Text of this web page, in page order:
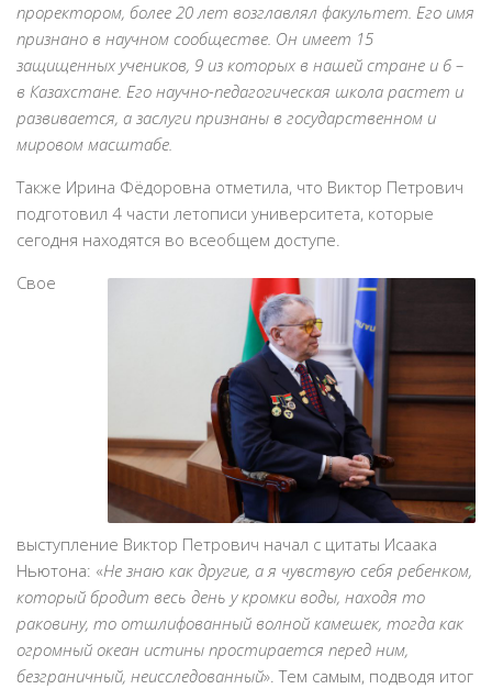
проректором, более 20 лет возглавлял факультет. Его имя
признано в научном сообществе. Он имеет 15
защищенных учеников, 9 из которых в нашей стране и 6 –
в Казахстане. Его научно-педагогическая школа растет и
развивается, а заслуги признаны в государственном и
мировом масштабе.
Также Ирина Фёдоровна отметила, что Виктор Петрович
подготовил 4 части летописи университета, которые
сегодня находятся во всеобщем доступе.
Свое
выступление Виктор Петрович начал с цитаты Исаака
Ньютона: «Hе знаю как другие, а я чувствую себя ребенком,
который бродит весь день у кромки воды, находя то
раковину, то отшлифованный волной камешек, тогда как
огромный океан истины простирается перед ним,
безграничный, неисследованный». Тем самым, подводя итог